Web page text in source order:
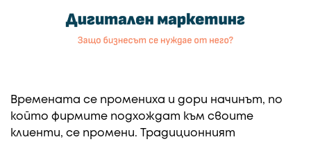
Времената се промениха и дори начинът, по
който фирмите подхождат към своите
клиенти, се промени. Традиционният